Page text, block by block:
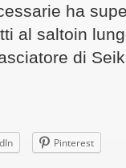
ha
al saltoin
di
Pinterest